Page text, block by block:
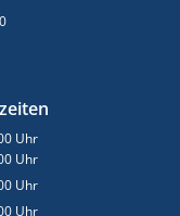
Uhr
08:00 bis 12:00 Uhr
Uhr
13:00 bis 18:00 Uhr
Uhr
08:00 bis 12:00 Uhr
Uhr